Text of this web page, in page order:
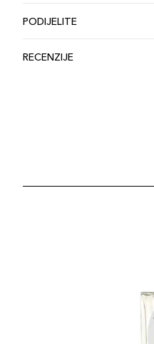
PODIJELITE
RECENZIJE